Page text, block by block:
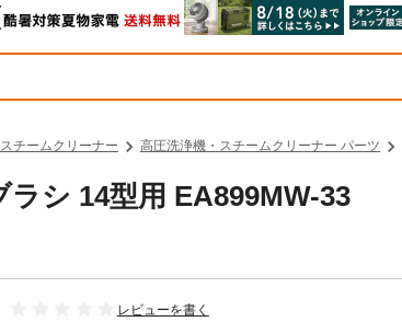
チームクリーナー 高圧洗浄機・スチームクリーナー パーツ
シ 14型用 EA899MW-33
レビューを書く